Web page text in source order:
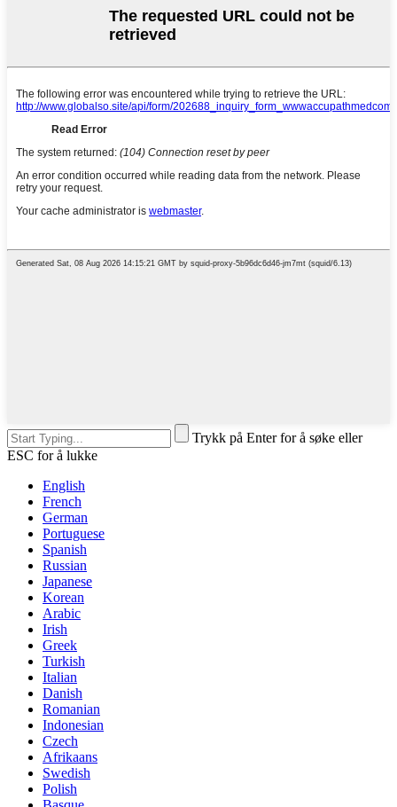
Trykk på Enter for å søke eller
ESC for å lukke
English
French
German
Portuguese
Spanish
Russian
Japanese
Korean
Arabic
Irish
Greek
Turkish
Italian
Danish
Romanian
Indonesian
Czech
Afrikaans
Swedish
Polish